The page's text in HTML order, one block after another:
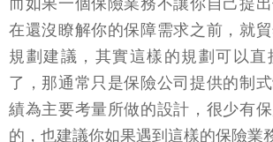
而如果一個保險業務不讓你自己提
在還沒瞭解你的保障需求之前，就
規劃建議，其實這樣的規劃可以直
了，那通常只是保險公司提供的制
績為主要考量所做的設計，很少有
的，也建議你如果遇到這樣的保險業